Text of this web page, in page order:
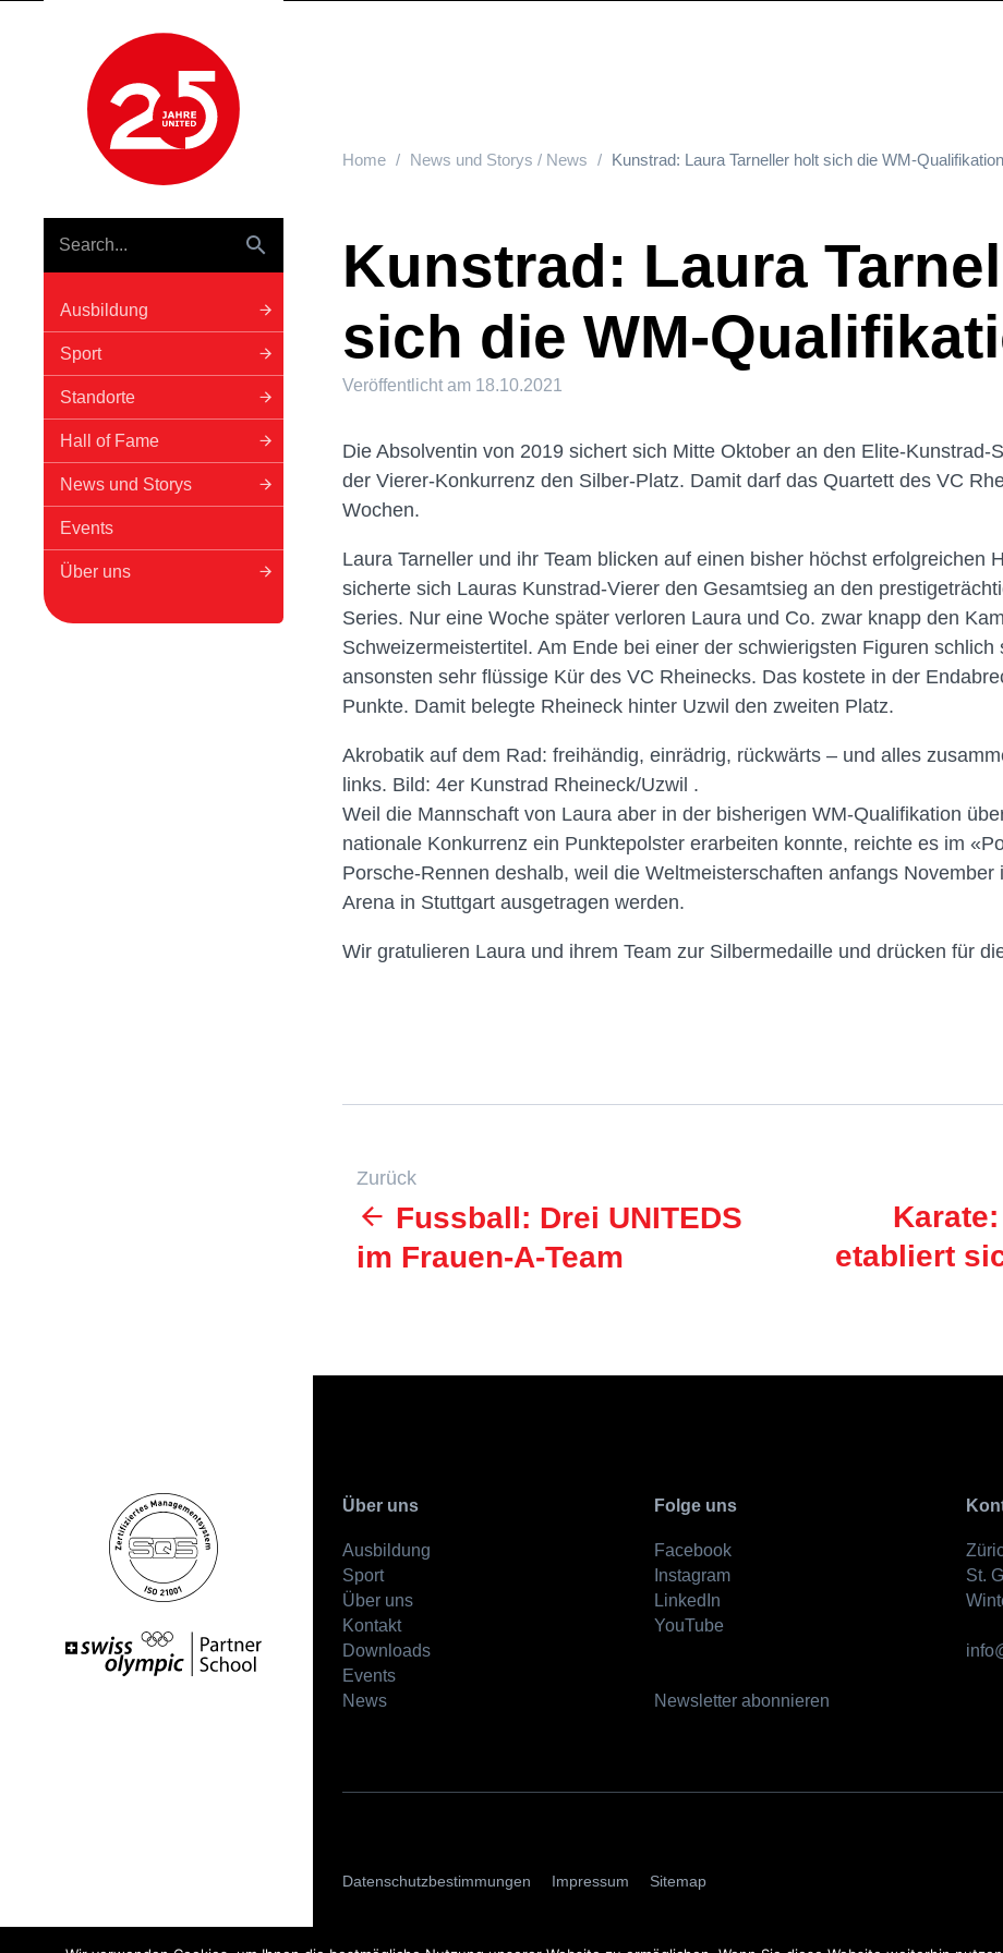
Hauptnavigation
Ausbildung
Sport
Standorte
Hall of Fame
News und Storys
Events
Über uns
Home News und Storys / News Kunstrad: Laura Tarneller holt sich die WM-Qualifikation
Kunstrad: Laura
sich die WM-
Veröffentlicht am 18.10.2021
Die Absolventin von 2019 sichert sich Mitte Oktober an den Elite-Kunstrad-
der Vierer-Konkurrenz den Silber-Platz. Damit darf das Quartett des VC
Wochen.
Laura Tarneller und ihr Team blicken auf einen bisher höchst erfolgreichen
sicherte sich Lauras Kunstrad-Vierer den Gesamtsieg an den
Series. Nur eine Woche später verloren Laura und Co. zwar knapp den
Schweizermeistertitel. Am Ende bei einer der schwierigsten Figuren
ansonsten sehr flüssige Kür des VC Rheinecks. Das kostete in der
Punkte. Damit belegte Rheineck hinter Uzwil den zweiten Platz.
Akrobatik auf dem Rad: freihändig, einrädrig, rückwärts – und alles
links. Bild: 4er Kunstrad Rheineck/Uzwil .
Weil die Mannschaft von Laura aber in der bisherigen WM-Qualifikation
nationale Konkurrenz ein Punktepolster erarbeiten konnte, reichte es im
Porsche-Rennen deshalb, weil die Weltmeisterschaften anfangs November
Arena in Stuttgart ausgetragen werden.
Wir gratulieren Laura und ihrem Team zur Silbermedaille und drücken für
Zurück
Fussball: Drei UNITEDS
im Frauen-A-Team
etabliert
Über uns
Ausbildung
Sport
Über uns
Kontakt
Downloads
Events
News
Folge uns
Facebook
Instagram
LinkedIn
YouTube
Newsletter abonnieren
St.
Datenschutzbestimmungen AGBs
Impressum Sitemap